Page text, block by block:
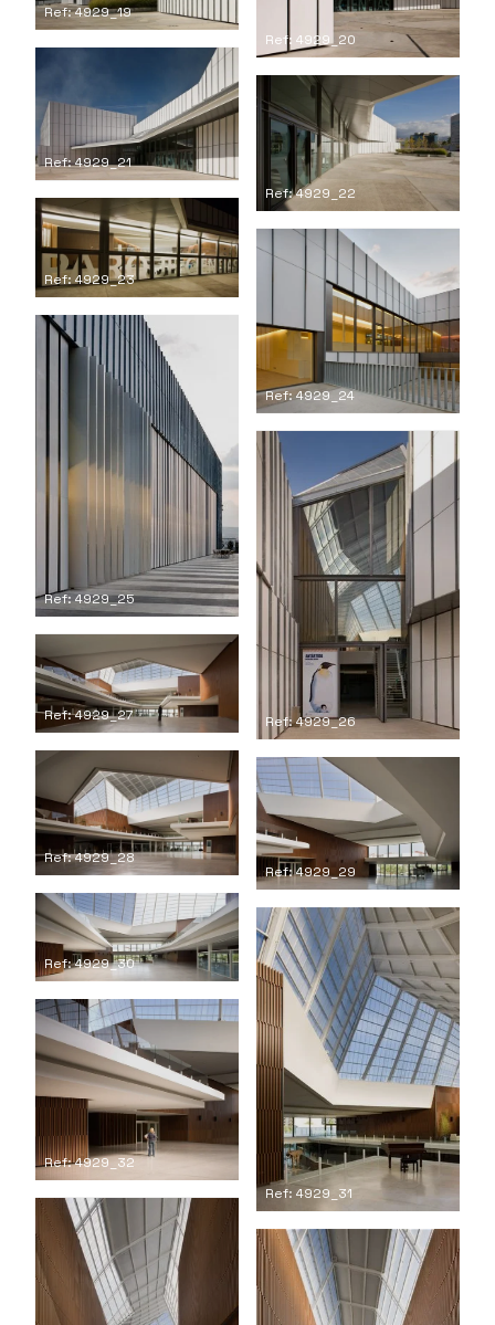
Ref: 4929_19
Ref: 4929_20
Ref: 4929_21
Ref: 4929_22
Ref: 4929_23
Ref: 4929_24
Ref: 4929_25
Ref: 4929_26
Ref: 4929_27
Ref: 4929_28
Ref: 4929_29
Ref: 4929_30
Ref: 4929_31
Ref: 4929_32